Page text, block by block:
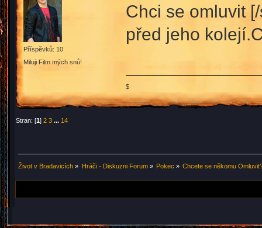
Příspěvků: 10
Miluji Film mých snů!
Chci se omluvit
před jeho
$
Stran: [1]2 3 ... 14
Život v Bradavicích » Hráči - Diskuzni Forum» Pokec » Chcete se někomu